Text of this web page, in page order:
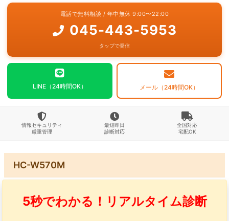
電話で無料相談 / 年中無休 9:00〜22:00
045-443-5953
タップで発信
LINE（24時間OK） メール（24時間OK）
情報セキュリティ
厳重管理
最短即日
診断対応
全国対応
宅配OK
HC-W570M
5秒でわかる！リアルタイム診断